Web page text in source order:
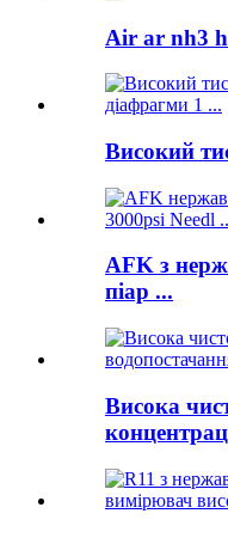
Air ar nh3
Високий
AFK з
піар ...
Висока